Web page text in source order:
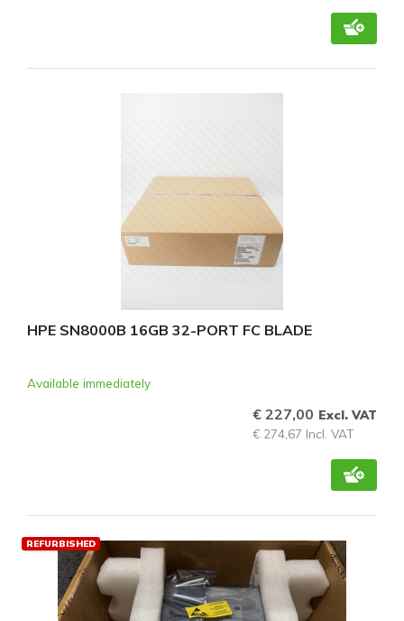
HPE SN8000B 16GB 32-PORT FC BLADE
Available immediately
€ 227,00 Excl. VAT
€ 274,67 Incl. VAT
REFURBISHED